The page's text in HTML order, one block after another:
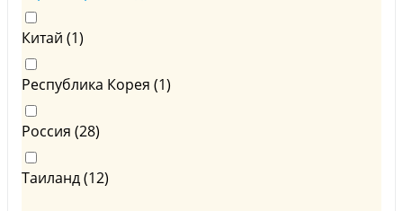
Китай (1)
Республика Корея (1)
Россия (28)
Таиланд (12)